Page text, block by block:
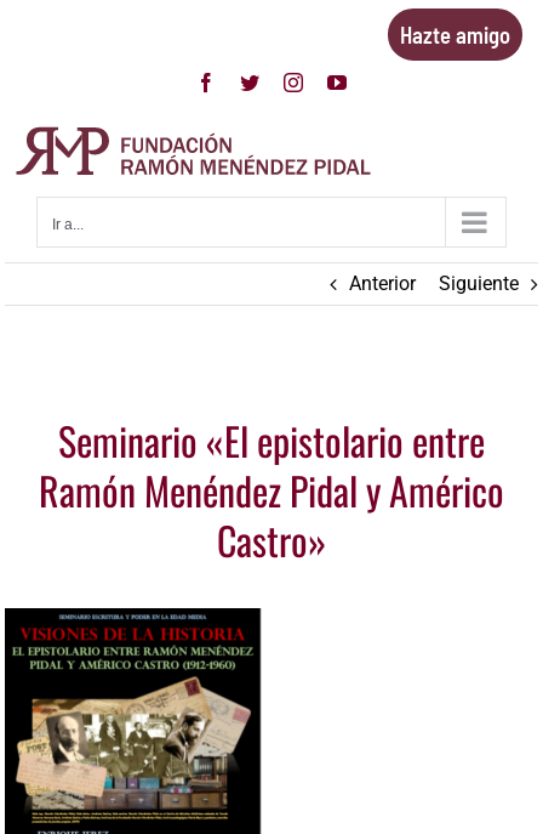
Hazte amigo
Facebook
TwitterInstagramYouTube
Ir a...
Anterior Siguiente
imagen
grande
Seminario «El epistolario entre
Ramón Menéndez Pidal y Américo
Castro»